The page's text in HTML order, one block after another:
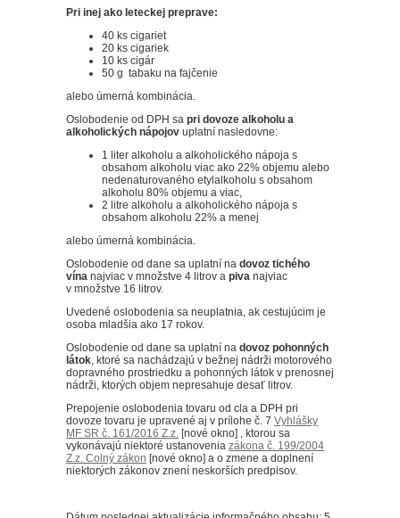
Pri inej ako leteckej preprave:
40 ks cigariet
20 ks cigariek
10 ks cigár
50 g tabaku na fajčenie
alebo úmerná kombinácia.
Oslobodenie od DPH sa pri dovoze alkoholu a
alkoholických nápojov uplatní nasledovne:
1 liter alkoholu a alkoholického nápoja s
obsahom alkoholu viac ako 22% objemu alebo
nedenaturovaného etylalkoholu s obsahom
alkoholu 80% objemu a viac,
2 litre alkoholu a alkoholického nápoja s
obsahom alkoholu 22% a menej
alebo úmerná kombinácia.
Oslobodenie od dane sa uplatní na dovoz tichého
vína najviac v množstve 4 litrov a piva najviac
v množstve 16 litrov.
Uvedené oslobodenia sa neuplatnia, ak cestujúcim je
osoba mladšia ako 17 rokov.
Oslobodenie od dane sa uplatní na dovoz pohonných
látok, ktoré sa nachádzajú v bežnej nádrži motorového
dopravného prostriedku a pohonných látok v prenosnej
nádrži, ktorých objem nepresahuje desať litrov.
Prepojenie oslobodenia tovaru od cla a DPH pri
dovoze tovaru je upravené aj v prílohe č. 7 Vyhlášky
MF SR č. 161/2016 Z.z. [nové okno] , ktorou sa
vykonávajú niektoré ustanovenia zákona č. 199/2004
Z.z. Colný zákon [nové okno] a o zmene a doplnení
niektorých zákonov znení neskorších predpisov.